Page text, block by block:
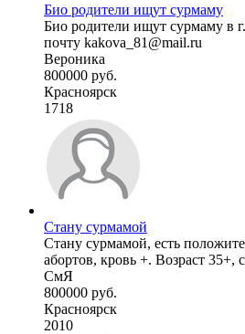
Био родители ищут сурмаму
Био родители ищут сурмаму в
почту kakova_81@mail.ru
Вероника
800000 руб.
Красноярск
1718
Стану сурмамой
Стану сурмамой, есть
абортов, кровь +. Возраст 35+,
СмЯ
800000 руб.
Красноярск
2010